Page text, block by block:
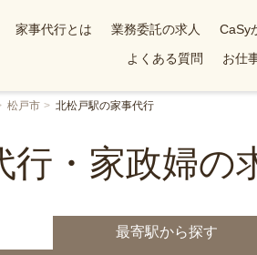
家事代行とは 業務委託の求人
CaSy
よくある質問
お仕
松戸市 北松戸駅の家事代行
行・家政婦の
最寄駅から探す